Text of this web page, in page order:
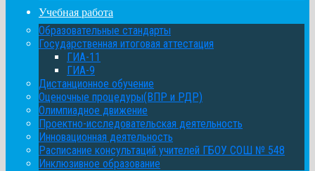
Учебная работа
Образовательные стандарты
Государственная итоговая аттестация
ГИА-11
ГИА-9
Дистанционное обучение
Оценочные процедуры(ВПР и РДР)
Олимпиадное движение
Проектно-исследовательская деятельность
Инновационная деятельность
Расписание консультаций учителей ГБОУ СОШ № 548
Инклюзивное образование